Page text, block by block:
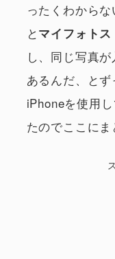
ったくわからな
とマイフォト
し、同じ写真
あるんだ、と
iPhoneを使用
たのでここにま